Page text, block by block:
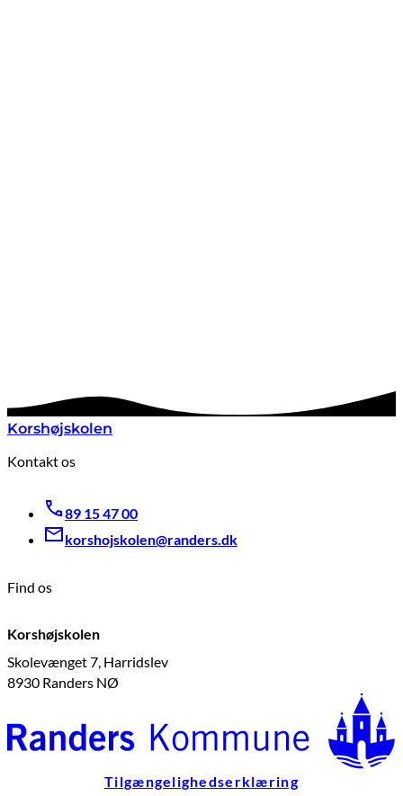
Korshøjskolen
Kontakt os
89 15 47 00
korshojskolen@randers.dk
Find os
Korshøjskolen
Skolevænget 7, Harridslev
8930 Randers NØ
Tilgængelighedserklæring